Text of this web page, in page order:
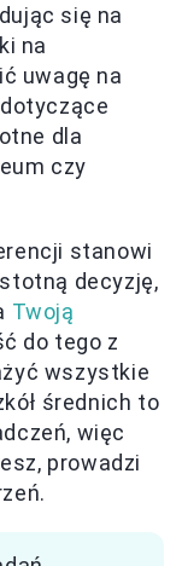
się na
na
uwagę na
dla
czy
stanowi
decyzję,
Twoją
do tego z
wszystkie
średnich to
więc
prowadzi